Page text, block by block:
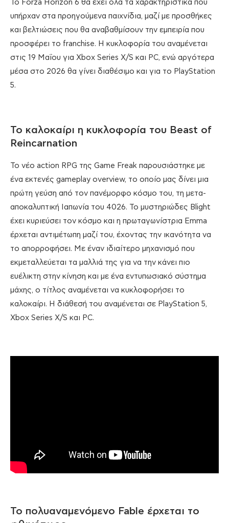
Το Forza Horizon 6 θα έχει όλα τα χαρακτηριστικά που
υπήρχαν στα προηγούμενα παιχνίδια, μαζί με προσθήκες
και βελτιώσεις που θα αναβαθμίσουν την εμπειρία που
προσφέρει το franchise. Η κυκλοφορία του αναμένεται
στις 19 Μαΐου για Xbox Series X/S και PC, ενώ αργότερα
μέσα στο 2026 θα γίνει διαθέσιμο και για το PlayStation
5.
Το καλοκαίρι η κυκλοφορία του Beast of
Reincarnation
Το νέο action RPG της Game Freak παρουσιάστηκε με
ένα εκτενές gameplay overview, το οποίο μας δίνει μια
πρώτη γεύση από τον πανέμορφο κόσμο του, τη μετα-
αποκαλυπτική Ιαπωνία του 4026. Το μυστηριώδες Blight
έχει κυριεύσει τον κόσμο και η πρωταγωνίστρια Emma
έρχεται αντιμέτωπη μαζί του, έχοντας την ικανότητα να
το απορροφήσει. Με έναν ιδιαίτερο μηχανισμό που
εκμεταλλεύεται τα μαλλιά της για να την κάνει πιο
ευέλικτη στην κίνηση και με ένα εντυπωσιακό σύστημα
μάχης, ο τίτλος αναμένεται να κυκλοφορήσει το
καλοκαίρι. Η διάθεσή του αναμένεται σε PlayStation 5,
Xbox Series X/S και PC.
Το πολυαναμενόμενο Fable έρχεται το